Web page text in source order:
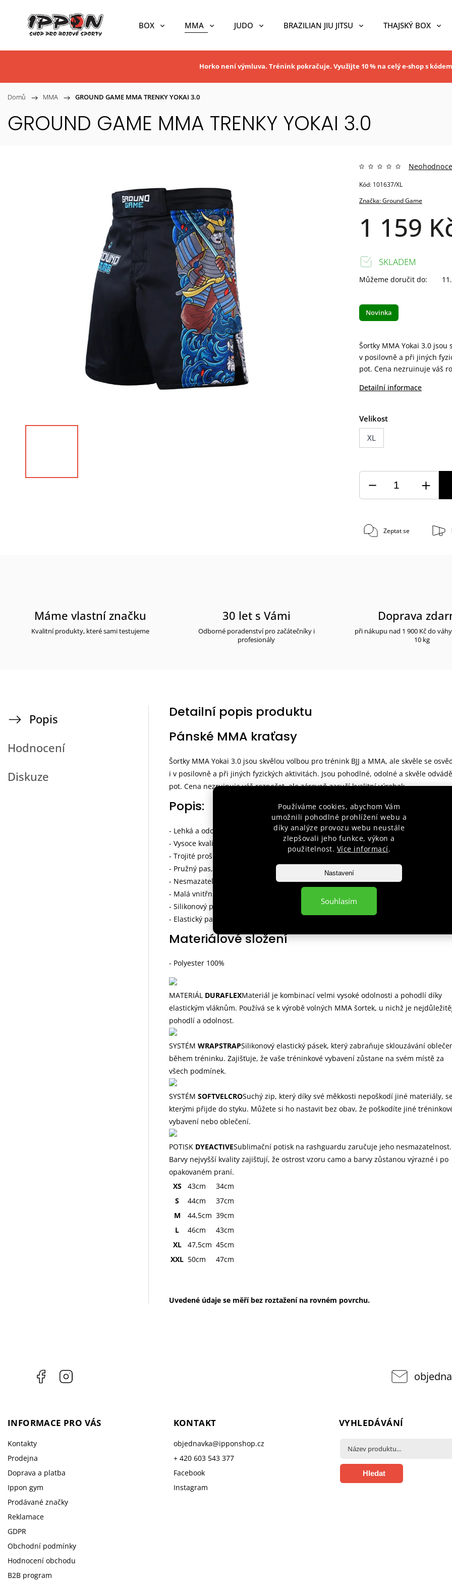
Používáme cookies, abychom Vám
umožnili pohodlné prohlížení webu a
díky analýze provozu webu neustále
zlepšovali jeho funkce, výkon a
použitelnost. Více informací.
Nastavení
Souhlasím
BOX MMA JUDO BRAZILIAN JIU JITSU THAJSKÝ BOX
Horko není výmluva. Trénink pokračuje. Využijte 10 % na celý e-shop s kódem
Domů / MMA / GROUND GAME MMA TRENKY YOKAI 3.0
GROUND GAME MMA TRENKY YOKAI 3.0
Značka:Ground Game
1 159
Kód: 101637/XL
Novinka
Šortky MMA Yokai 3.0 jsou
v posilovně a při jiných
pot. Cena nezruinuje váš
Detailní informace
Velikost
XL
SKLADEM
Můžeme doručit do:
Zeptat se
Máme vlastní značku
Kvalitní produkty, které sami testujeme
30 let s Vámi
Odborné poradenství pro začátečníky i
profesionály
Doprava
při nákupu nad 1 900 Kč do
10 kg
Popis
Hodnocení
Diskuze
Detailní popis produktu
Pánské MMA kraťasy
Šortky MMA Yokai 3.0 jsou skvělou volbou pro trénink BJJ a MMA, ale skvěle se
i v posilovně a při jiných fyzických aktivitách. Jsou pohodlné, odolné a skvěle
pot. Cena nezruinuje váš rozpočet, ale zároveň zaručí kvalitní výrobek.
Popis:
- Lehká a odolná tkanina
- Vysoce kvalitní potisky
- Trojité prošití pro lepší zpevnění
- Pružný pas, stahovací šňůrka a suchý zips (velcro) pro ještě lepší přizpůsobení
- Nesmazatelný potisk
- Malá vnitřní kapsička
- Silikonový pásek díky, kterému šortky nesklouzají během války / tréninku
- Elastický panel v rozkroku umožňuje plnou volnost pohybu
Materiálové složení
- Polyester 100%
MATERIÁL DURAFLEXMateriál je kombinací velmi vysoké odolnosti a pohodlí díky
elastickým vláknům. Používá se k výrobě volných MMA šortek, u nichž je
pohodlí a odolnost.
SYSTÉM WRAPSTRAPSilikonový elastický pásek, který zabraňuje sklouzávání
během tréninku. Zajišťuje, že vaše tréninkové vybavení zůstane na svém místě za
všech podmínek.
SYSTÉM SOFTVELCROSuchý zip, který díky své měkkosti nepoškodí jiné materiály,
kterými přijde do styku. Můžete si ho nastavit bez obav, že poškodíte jiné
vybavení nebo oblečení.
POTISK DYEACTIVESublimační potisk na rashguardu zaručuje jeho nesmazatelnost.
Barvy nejvyšší kvality zajišťují, že ostrost vzoru camo a barvy zůstanou výrazné i po
opakovaném praní.
XS
43cm
34cm
S
44cm
37cm
M
44,5cm 39cm
L
46cm
43cm
XL
47,5cm 45cm
XXL 50cm 47cm
Uvedené údaje se měří bez roztažení na rovném povrchu.
Facebook
INFORMACE PRO VÁS
Kontakty
Prodejna
Doprava a platba
Ippon gym
Prodávané značky
Reklamace
GDPR
Obchodní podmínky
Hodnocení obchodu
B2B program
KONTAKT
objednavka@ipponshop.cz
+ 420 603 543 377
Facebook
Instagram
VYHLEDÁVÁNÍ
Hledat